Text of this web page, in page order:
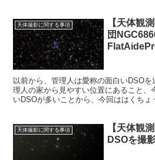
天体撮影に関する事項
【天体観
団
以前から、管理人は愛称の面白いDSO
理人の家から見やすい位置にあること、
いDSOが多いことから、今回ははくちょ
天体撮影に関する事項
【天体観
DSOを撮